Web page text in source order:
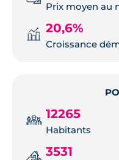
Prix moyen au
20,6%
Croissance
12265
Habitants
3531